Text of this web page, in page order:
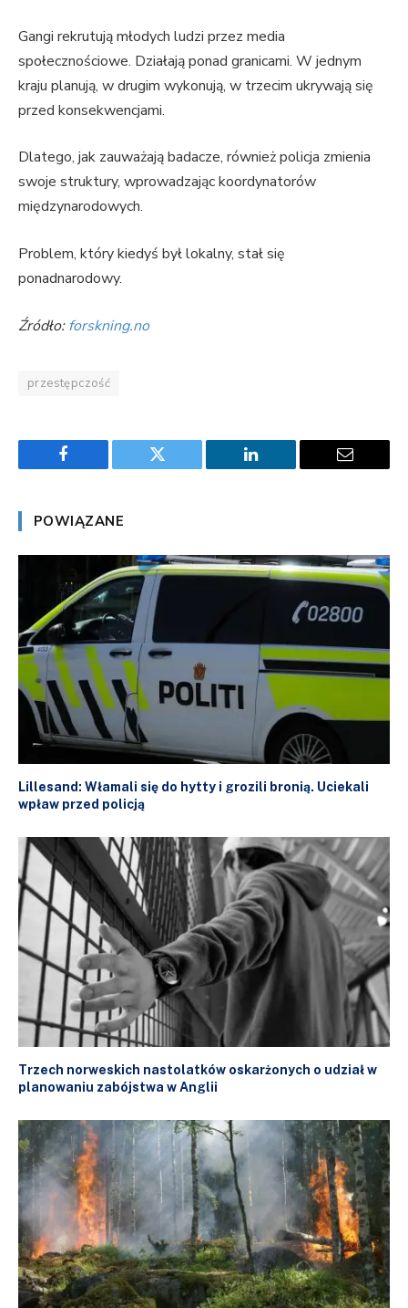
Gangi rekrutują młodych ludzi przez media
społecznościowe. Działają ponad granicami. W jednym
kraju planują, w drugim wykonują, w trzecim ukrywają się
przed konsekwencjami.
Dlatego, jak zauważają badacze, również policja zmienia
swoje struktury, wprowadzając koordynatorów
międzynarodowych.
Problem, który kiedyś był lokalny, stał się
ponadnarodowy.
Źródło:forskning.no
przestępczość
Facebook Twitter LinkedIn Email
POWIĄZANE
Lillesand: Włamali się do hytty i grozili bronią. Uciekali
wpław przed policją
Trzech norweskich nastolatków oskarżonych o udział w
planowaniu zabójstwa w Anglii